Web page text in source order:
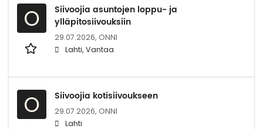
O
Siivoojia asuntojen loppu- ja
ylläpitosiivouksiin
29.07.2026, ONNI
Lahti, Vantaa
O Siivoojia kotisiivoukseen
29.07.2026, ONNI
Lahti